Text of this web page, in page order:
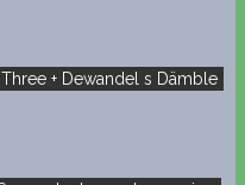
+ Dewandel s Dämble